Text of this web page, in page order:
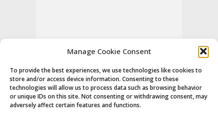
Manage Cookie Consent
To provide the best experiences, we use technologies like cookies to
store and/or access device information. Consenting to these
technologies will allow us to process data such as browsing behavior
or unique IDs on this site. Not consenting or withdrawing consent, may
adversely affect certain features and functions.